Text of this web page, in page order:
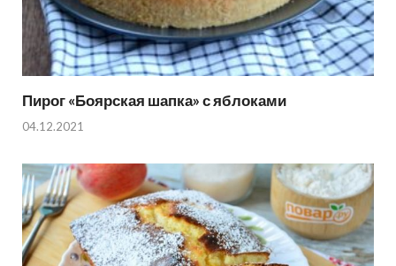
Пирог «Боярская шапка» с яблоками
04.12.2021